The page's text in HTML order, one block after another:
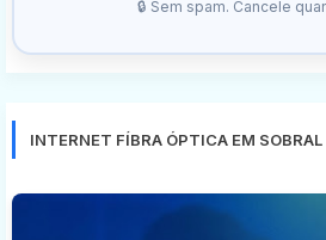
🔒 Sem spam. Cancele
INTERNET FÍBRA ÓPTICA EM SOBRAL